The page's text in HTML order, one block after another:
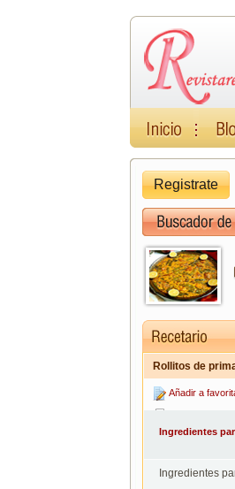
Registrate
Rollitos de
Añadir a
Ingredientes
Ingredientes